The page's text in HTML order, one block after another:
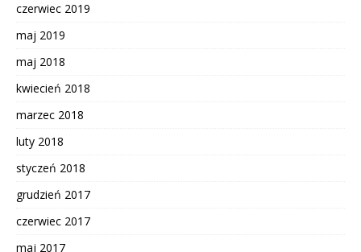
czerwiec 2019
maj 2019
maj 2018
kwiecień 2018
marzec 2018
luty 2018
styczeń 2018
grudzień 2017
czerwiec 2017
maj 2017